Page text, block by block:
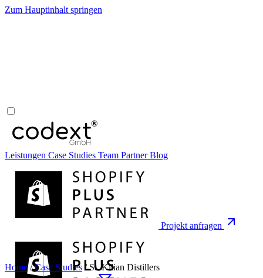
Zum Hauptinhalt springen
Leistungen Case Studies Team PartnerBlog
Projekt anfragen
Home / Case Studies / St. Kilian Distillers